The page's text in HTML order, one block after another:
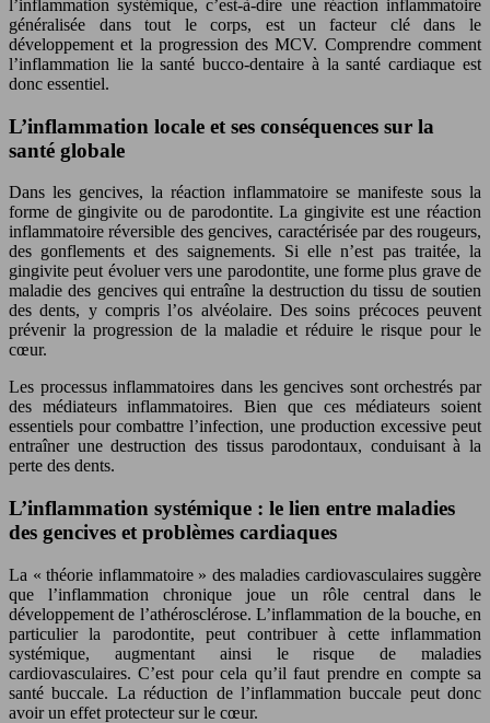
l’inflammation systémique, c’est-à-dire une réaction inflammatoire
généralisée dans tout le corps, est un facteur clé dans le
développement et la progression des MCV. Comprendre comment
l’inflammation lie la santé bucco-dentaire à la santé cardiaque est
donc essentiel.
L’inflammation locale et ses conséquences sur la
santé globale
Dans les gencives, la réaction inflammatoire se manifeste sous la
forme de gingivite ou de parodontite. La gingivite est une réaction
inflammatoire réversible des gencives, caractérisée par des rougeurs,
des gonflements et des saignements. Si elle n’est pas traitée, la
gingivite peut évoluer vers une parodontite, une forme plus grave de
maladie des gencives qui entraîne la destruction du tissu de soutien
des dents, y compris l’os alvéolaire. Des soins précoces peuvent
prévenir la progression de la maladie et réduire le risque pour le
cœur.
Les processus inflammatoires dans les gencives sont orchestrés par
des médiateurs inflammatoires. Bien que ces médiateurs soient
essentiels pour combattre l’infection, une production excessive peut
entraîner une destruction des tissus parodontaux, conduisant à la
perte des dents.
L’inflammation systémique : le lien entre maladies
des gencives et problèmes cardiaques
La « théorie inflammatoire » des maladies cardiovasculaires suggère
que l’inflammation chronique joue un rôle central dans le
développement de l’athérosclérose. L’inflammation de la bouche, en
particulier la parodontite, peut contribuer à cette inflammation
systémique, augmentant ainsi le risque de maladies
cardiovasculaires. C’est pour cela qu’il faut prendre en compte sa
santé buccale. La réduction de l’inflammation buccale peut donc
avoir un effet protecteur sur le cœur.